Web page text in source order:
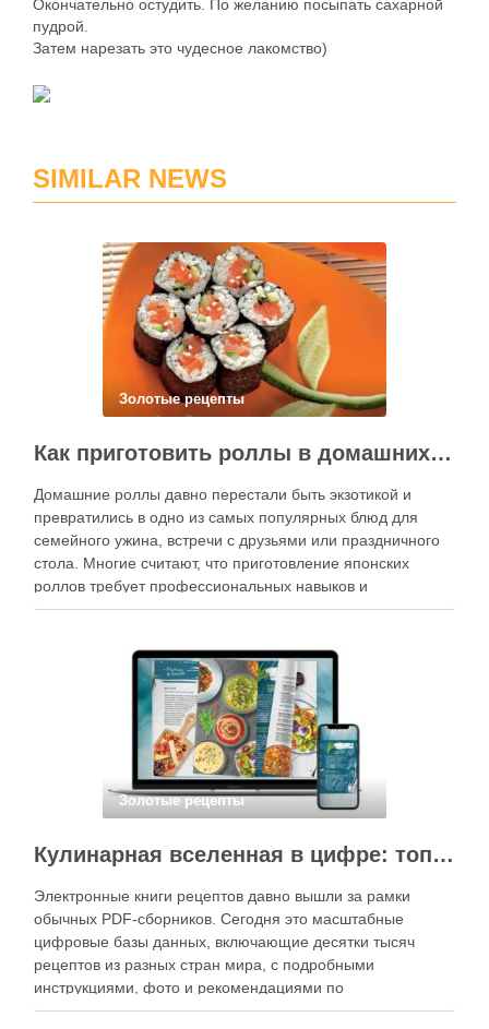
Окончательно остудить. По желанию посыпать сахарной
пудрой.
Затем нарезать это чудесное лакомство)
SIMILAR NEWS
Золотые рецепты
Как приготовить роллы в домашних условиях?
Домашние роллы давно перестали быть экзотикой и
превратились в одно из самых популярных блюд для
семейного ужина, встречи с друзьями или праздничного
стола. Многие считают, что приготовление японских
роллов требует профессиональных навыков и
специального оборудования, однако на практике сделать
кухне. Главное — …
Золотые рецепты
Кулинарная вселенная в цифре: топ-3 самых больших электронных книг рецептов
Электронные книги рецептов давно вышли за рамки
обычных PDF-сборников. Сегодня это масштабные
цифровые базы данных, включающие десятки тысяч
рецептов из разных стран мира, с подробными
инструкциями, фото и рекомендациями по
приготовлению. В отличие от печатных изданий,